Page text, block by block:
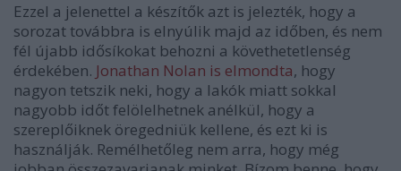
Ezzel a jelenettel a készítők azt is jelezték, hogy a
sorozat továbbra is elnyúlik majd az időben, és nem
fél újabb idősíkokat behozni a követhetetlenség
érdekében. Jonathan Nolan is elmondta, hogy
nagyon tetszik neki, hogy a lakók miatt sokkal
nagyobb időt felölelhetnek anélkül, hogy a
szereplőiknek öregedniük kellene, és ezt ki is
használják. Remélhetőleg nem arra, hogy még